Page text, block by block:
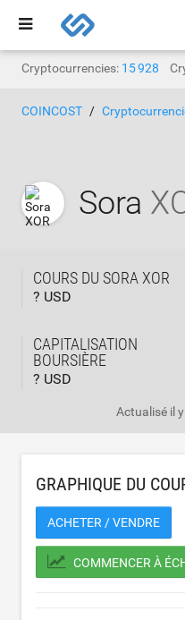
Cryptocurrencies: 15 928
COINCOST
Sora
COURS DU SORA XOR
? USD
CAPITALISATION
BOURSIÈRE
? USD
Actualisé il
GRAPHIQUE DU
ACHETER / VENDRE
COMMENCER À